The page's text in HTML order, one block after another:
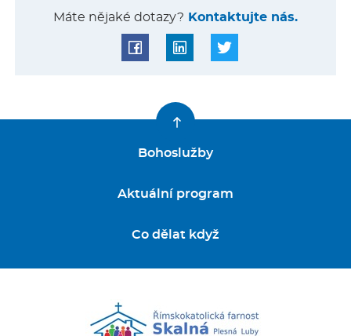
Máte nějaké dotazy? Kontaktujte nás.
Bohoslužby
Aktuální program
Co dělat když